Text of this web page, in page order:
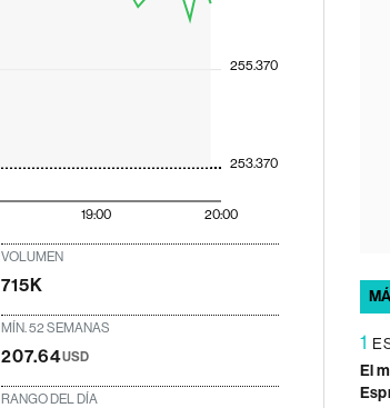
19:00 20:00
253.370
255.370
VOLUMEN
715K
MÍN. 52 SEMANAS
207.64USD
RANGO DEL DÍA
1
El